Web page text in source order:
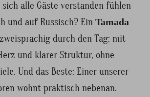
sich alle Gäste verstanden fühlen
und auf Russisch? Ein Tamada
durch den Tag: mit
und klarer Struktur, ohne
Und das Beste: Einer unserer
wohnt praktisch nebenan.